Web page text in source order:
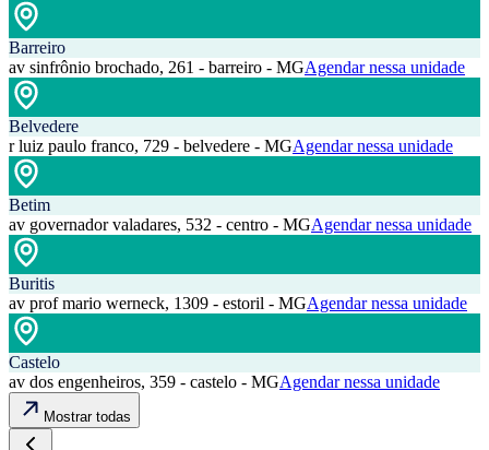
Barreiro
av sinfrônio brochado, 261 - barreiro - MGAgendar nessa unidade
Belvedere
r luiz paulo franco, 729 - belvedere - MGAgendar nessa unidade
Betim
av governador valadares, 532 - centro - MGAgendar nessa unidade
Buritis
av prof mario werneck, 1309 - estoril - MGAgendar nessa unidade
Castelo
av dos engenheiros, 359 - castelo - MGAgendar nessa unidade
Mostrar todas